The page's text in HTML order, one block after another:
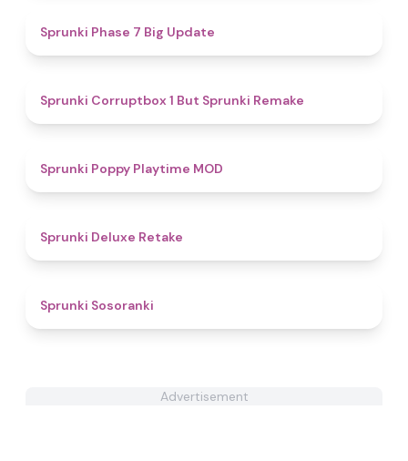
Sprunki Phase 7 Big Update
Sprunki Corruptbox 1 But Sprunki Remake
Sprunki Poppy Playtime MOD
Sprunki Deluxe Retake
Sprunki Sosoranki
Advertisement